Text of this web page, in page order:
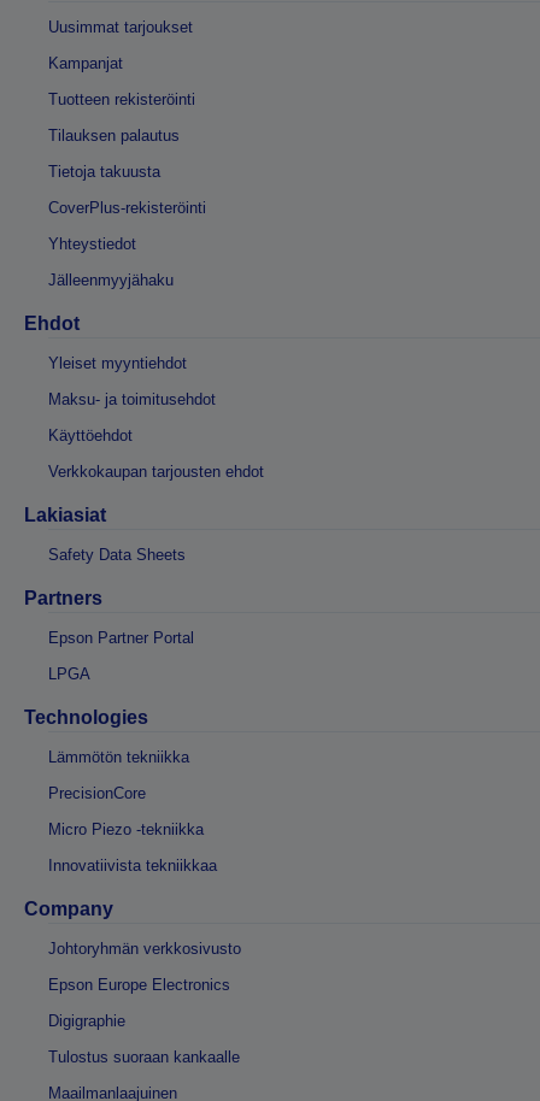
Uusimmat tarjoukset
Kampanjat
Tuotteen rekisteröinti
Tilauksen palautus
Tietoja takuusta
CoverPlus-rekisteröinti
Yhteystiedot
Jälleenmyyjähaku
Ehdot
Yleiset myyntiehdot
Maksu- ja toimitusehdot
Käyttöehdot
Verkkokaupan tarjousten ehdot
Lakiasiat
Safety Data Sheets
Partners
Epson Partner Portal
LPGA
Technologies
Lämmötön tekniikka
PrecisionCore
Micro Piezo -tekniikka
Innovatiivista tekniikkaa
Company
Johtoryhmän verkkosivusto
Epson Europe Electronics
Digigraphie
Tulostus suoraan kankaalle
Maailmanlaajuinen